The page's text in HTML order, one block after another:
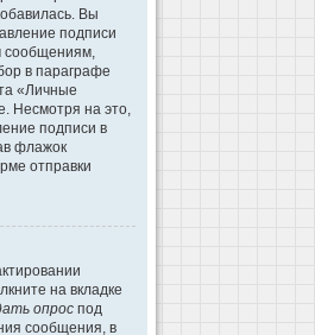
Вы
подписи
сообщениям,
в параграфе
«Личные
Несмотря на это,
подписи в
флажок
отправки
на вкладке
опрос под
сообщения, в